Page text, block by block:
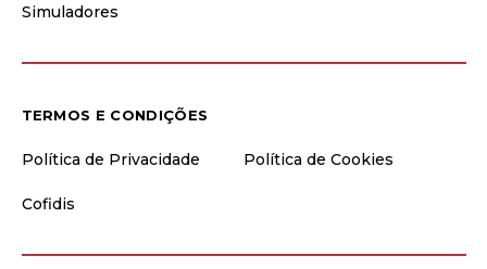
Simuladores
TERMOS E CONDIÇÕES
Política de Privacidade Política de Cookies
Cofidis